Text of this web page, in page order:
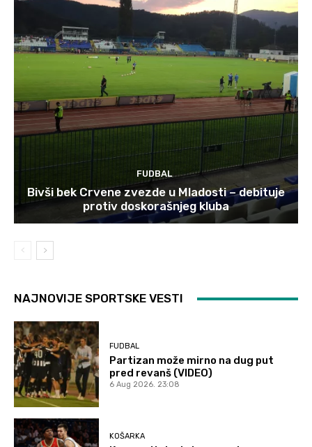
FUDBAL
Bivši bek Crvene zvezde u Mladosti – debituje
protiv doskorašnjeg kluba
NAJNOVIJE SPORTSKE VESTI
FUDBAL
Partizan može mirno na dug put
pred revanš (VIDEO)
6 Aug 2026. 23:08
KOŠARKA